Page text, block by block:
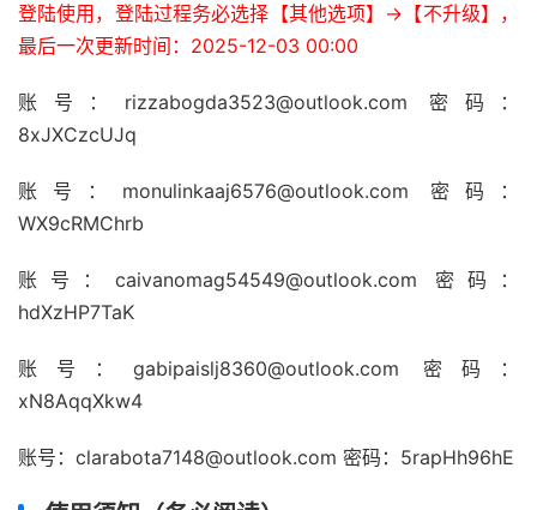
登陆使用，登陆过程务必选择【其他选项】->【不升级】，
最后一次更新时间：2025-12-03 00:00
账号： rizzabogda3523@outlook.com 密码：
8xJXCzcUJq
账号： monulinkaaj6576@outlook.com 密码：
WX9cRMChrb
账号： caivanomag54549@outlook.com 密码：
hdXzHP7TaK
账号： gabipaislj8360@outlook.com 密码：
xN8AqqXkw4
账号： clarabota7148@outlook.com 密码：5rapHh96hE